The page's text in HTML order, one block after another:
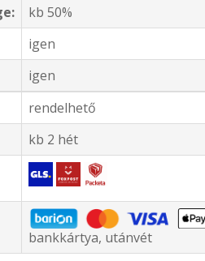
kb 50%
igen
igen
rendelhető
kb 2 hét
bankkártya, utánvét